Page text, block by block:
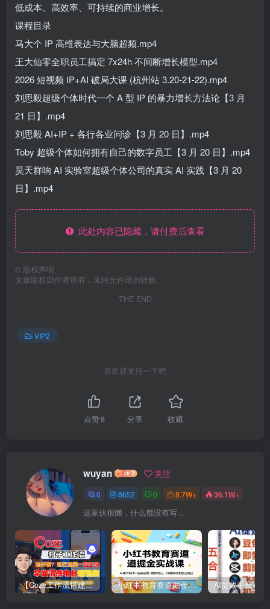
低成本、高效率、可持续的商业增长。
课程目录
马大个 IP 高维表达与大脑超频.mp4
王大仙零全职员工搞定 7x24h 不间断增长模型.mp4
2026 短视频 IP+AI 破局大课 (杭州站 3.20-21-22).mp4
刘思毅超级个体时代一个 A 型 IP 的暴力增长方法论【3 月
21 日】.mp4
刘思毅 AI+IP + 各行各业问诊【3 月 20 日】.mp4
Toby 超级个体如何拥有自己的数字员工【3 月 20 日】.mp4
昊天群响 AI 实验室超级个体公司的真实 AI 实践【3 月 20
日】.mp4
此处内容已隐藏，请付费后查看
© 版权声明
文章版权归作者所有，未经允许请勿转载。
THE END
VIP2
喜欢就支持一下吧
点赞8 分享 收藏
wuyan 关注
0 8652 0 8.7W+ 36.1W+
这家伙很懒，什么都没有写...
【Coze工作流搭建实操教程】【coze】早安情感电台日签视频还在手动做？用扣子工作流自动生成，省时90% 小红书教育赛道掘金实战课：AI课件制作+店铺运营+爆款笔记，打通知识变现全路径